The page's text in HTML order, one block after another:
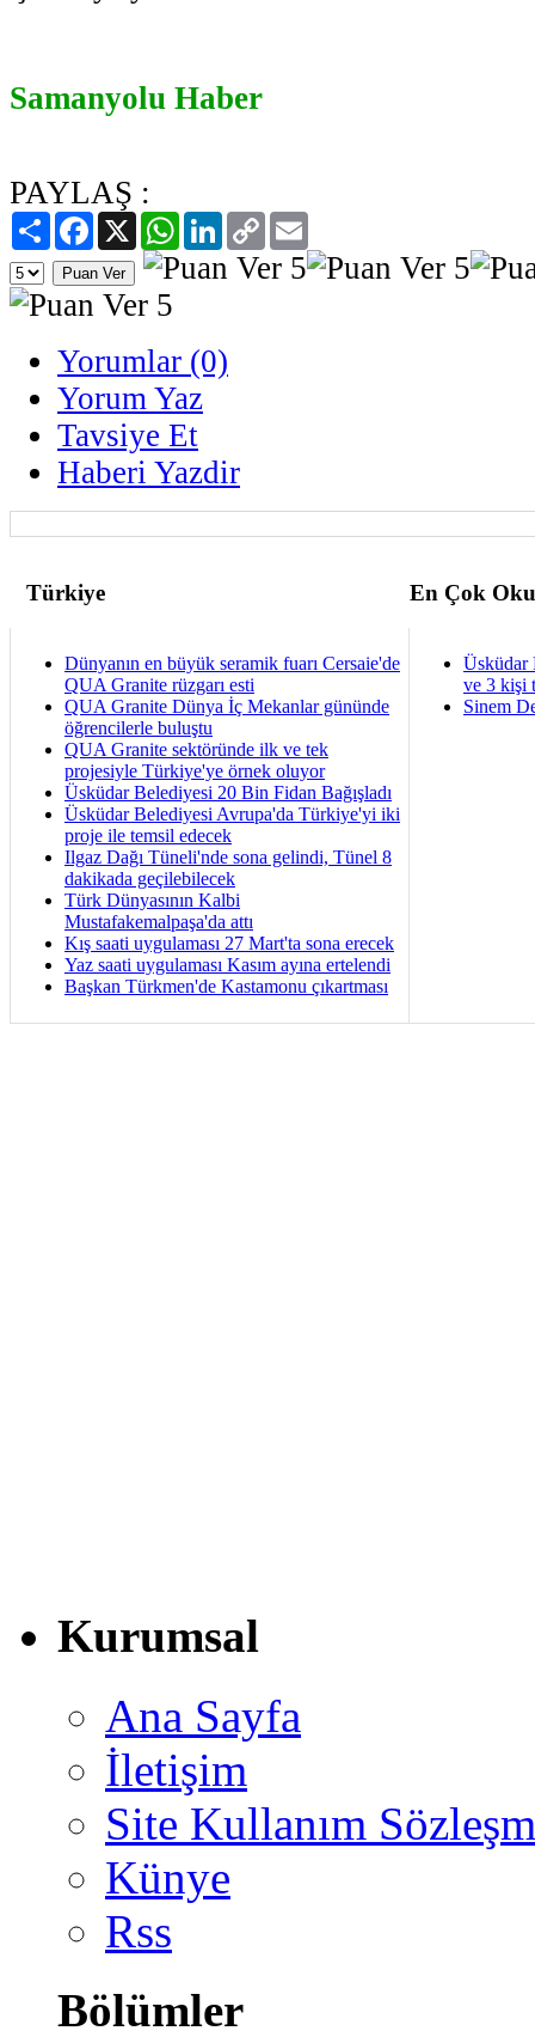
Samanyolu Haber
PAYLAŞ :
PaylaşFacebook
X WhatsAppLinkedIn
Copy
Link
Yorumlar (0)
Yorum Yaz
Tavsiye Et
Haberi Yazdir
Türkiye En Çok
Dünyanın en büyük seramik fuarı Cersaie'de
QUA Granite rüzgarı esti
QUA Granite Dünya İç Mekanlar gününde
öğrencilerle buluştu
QUA Granite sektöründe ilk ve tek
projesiyle Türkiye'ye örnek oluyor
Üsküdar Belediyesi 20 Bin Fidan Bağışladı
Üsküdar Belediyesi Avrupa'da Türkiye'yi iki
proje ile temsil edecek
Ilgaz Dağı Tüneli'nde sona gelindi, Tünel 8
dakikada geçilebilecek
Türk Dünyasının Kalbi
Mustafakemalpaşa'da attı
Kış saati uygulaması 27 Mart'ta sona erecek
Yaz saati uygulaması Kasım ayına ertelendi
Başkan Türkmen'de Kastamonu çıkartması
Üsküdar
ve 3 kişi
Sinem
Kurumsal
Ana Sayfa
İletişim
Site Kullanım
Künye
Rss
Bölümler